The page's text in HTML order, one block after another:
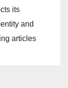
its
and
articles